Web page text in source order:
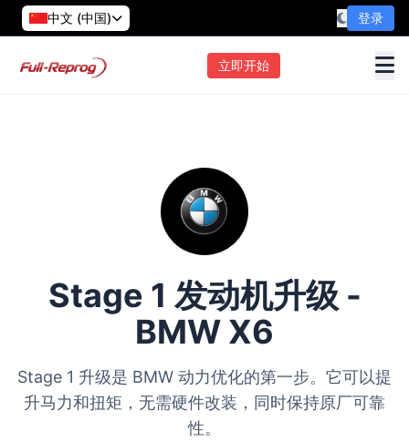
中文 (中国) 登录
立即开始
Stage 1 发动机升级 -
BMW X6
Stage 1 升级是 BMW 动力优化的第一步。它可以提
升马力和扭矩，无需硬件改装，同时保持原厂可靠
性。